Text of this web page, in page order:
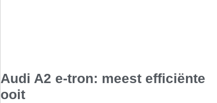
Audi A2 e-tron: meest efficiënte
ooit